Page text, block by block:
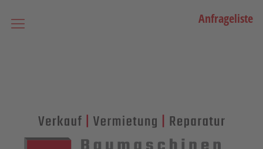
Anfrageliste
Bagger
Lader / Planiermaschinen